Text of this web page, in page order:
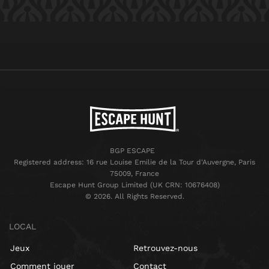
BGP ESCAPE
Registered address: 16 rue Louise Emilie de la Tour d'Auvergne, Paris
75009, France
Escape Hunt Group Limited (UK CRN: 10676408)
©️ 2026. All Rights Reserved.
LOCAL
Jeux
Comment jouer
Retrouvez-nous
Contact